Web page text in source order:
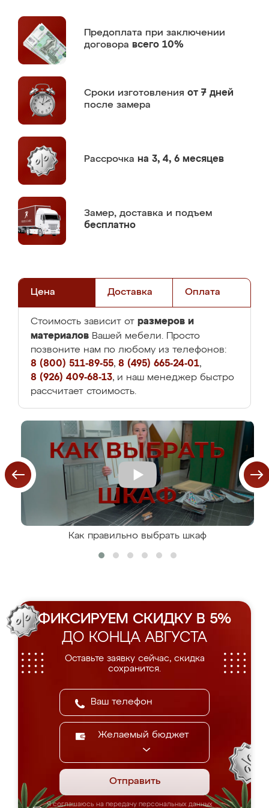
Предоплата при заключении
договора всего 10%
Сроки изготовления от 7 дней
после замера
Рассрочка на 3, 4, 6 месяцев
Замер, доставка и подъем
бесплатно
Цена Доставка Оплата
Стоимость зависит от размеров и
материалов Вашей мебели. Просто
позвоните нам по любому из телефонов:
8 (800) 511-89-55, 8 (495) 665-24-01,
8 (926) 409-68-13, и наш менеджер быстро
рассчитает стоимость.
Как правильно выбрать шкаф
ФИКСИРУЕМ СКИДКУ В 5%
ДО КОНЦА АВГУСТА
Оставьте заявку сейчас, скидка
сохранится.
Желаемый бюджет
Отправить
Я соглашаюсь на передачу персональных данных